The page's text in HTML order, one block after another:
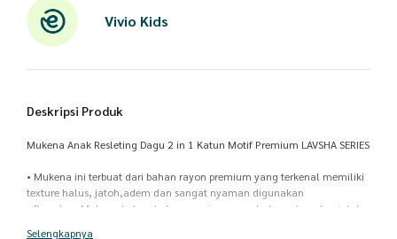
Vivio Kids
Deskripsi Produk
Mukena Anak Resleting Dagu 2 in 1 Katun Motif Premium LAVSHA SERIES
• Mukena ini terbuat dari bahan rayon premium yang terkenal memiliki
texture halus, jatoh,adem dan sangat nyaman digunakan
• Bawahan Mukena bahan katun premium yang halus,adem dan jatoh
Selengkapnya